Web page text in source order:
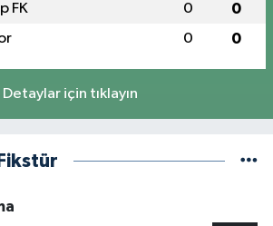
FK 0 0
0 0
Detaylar için tıklayın